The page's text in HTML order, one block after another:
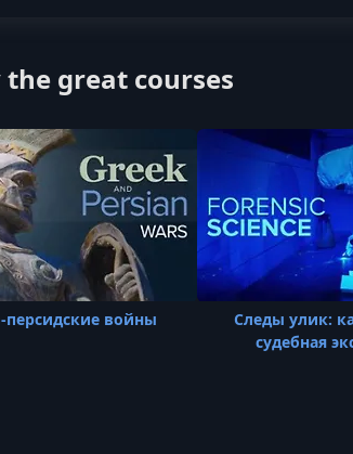
great courses
персидские войны
Следы улик:
судебная